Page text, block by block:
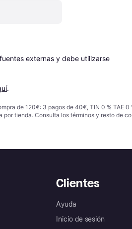
externas y debe utilizarse
.
de 120€: 3 pagos de 40€, TIN 0 %
tienda. Consulta los términos y resto de
Clientes
Ayuda
Inicio de sesión